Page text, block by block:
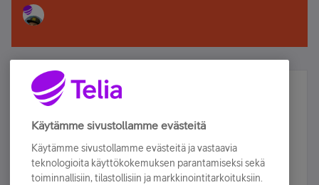
Älä jää paitsi – osallistu ja voita!
Tilaa Telian uutiskirje ja olet mukana arvonnassa.
sähköpostiisi.
Käytämme sivustollamme evästeitä
Käytämme sivustollamme evästeitä ja vastaavia
teknologioita käyttökokemuksen parantamiseksi sekä
toiminnallisiin, tilastollisiin ja markkinointitarkoituksiin.